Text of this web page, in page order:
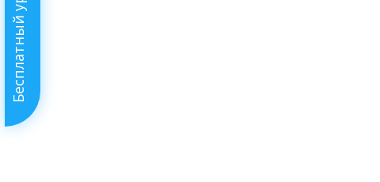
Бесплатный урок